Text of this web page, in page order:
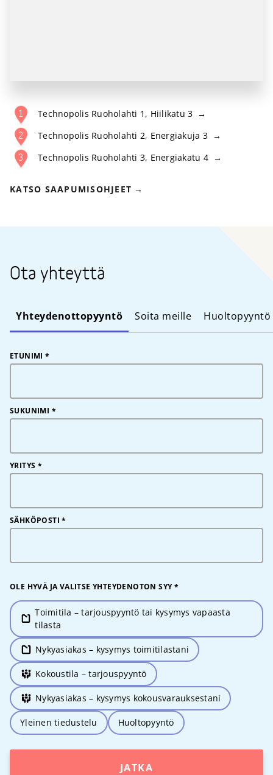
Technopolis Ruoholahti 1 , Hiilikatu 3
Technopolis Ruoholahti 2, Energiakuja 3
Technopolis Ruoholahti 3, Energiakatu 4
KATSO SAAPUMISOHJEET
Ota yhteyttä
Yhteydenottopyyntö Soita meille Huoltopyyntö
ETUNIMI *
SUKUNIMI *
YRITYS *
SÄHKÖPOSTI *
OLE HYVÄ JA VALITSE YHTEYDENOTON SYY*
Toimitila – tarjouspyyntö tai kysymys vapaasta
tilasta
Nykyasiakas – kysymys toimitilastani
Kokoustila – tarjouspyyntö
Nykyasiakas – kysymys kokousvarauksestani
Yleinen tiedustelu Huoltopyyntö
JATKA